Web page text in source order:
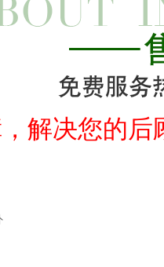
解决您的后